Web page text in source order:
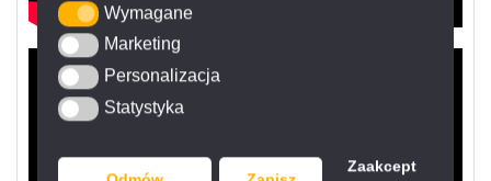
WymaganeWymagane
MarketingMarketing
Personalizacja
Personalizacja
StatystykaStatystyka
Zaakcept